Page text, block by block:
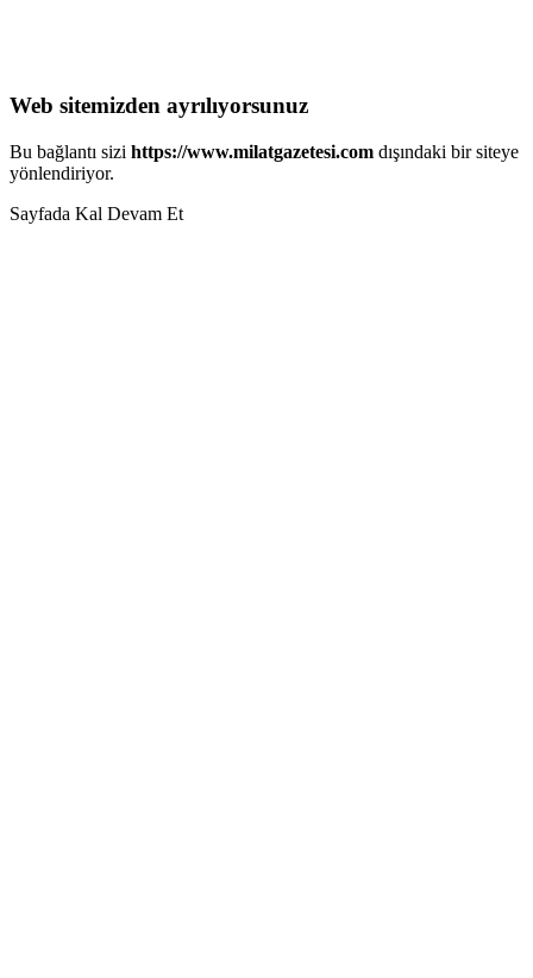
Web sitemizden ayrılıyorsunuz
Bu bağlantı sizi https://www.milatgazetesi.com dışındaki bir siteye
yönlendiriyor.
Sayfada Kal Devam Et